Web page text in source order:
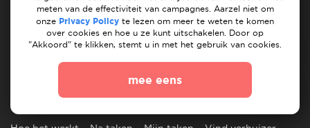
Dienstverlener
Hoe het werkt registreet services
Mijn services
Mijn taken
Vind dienst Onze services
meten van de effectiviteit van campagnes. Aarzel niet om
onze Privacy Policy te lezen om meer te weten te komen
over cookies en hoe u ze kunt uitschakelen. Door op
"Akkoord" te klikken, stemt u in met het gebruik van cookies.
mee eens